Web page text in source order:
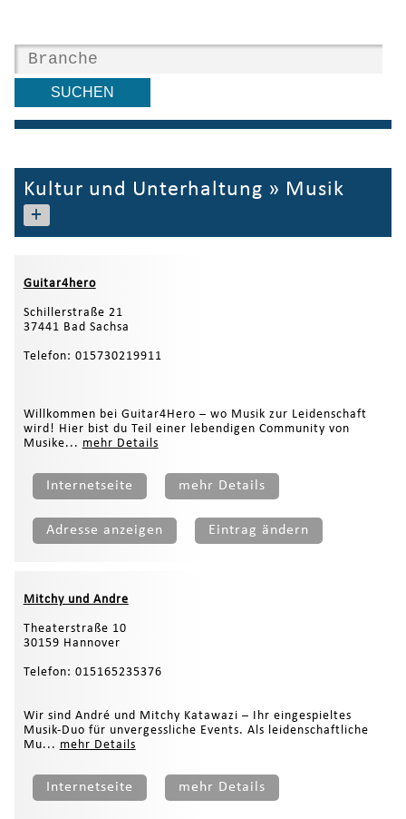
Kultur und Unterhaltung » Musik
+
Guitar4hero
Schillerstraße 21
37441 Bad Sachsa
Telefon: 015730219911
Willkommen bei Guitar4Hero – wo Musik zur Leidenschaft
wird! Hier bist du Teil einer lebendigen Community von
Musike... mehr Details
Internetseite mehr Details
Adresse anzeigen Eintrag ändern
Mitchy und Andre
Theaterstraße 10
30159 Hannover
Telefon: 015165235376
Wir sind André und Mitchy Katawazi – Ihr eingespieltes
Musik-Duo für unvergessliche Events. Als leidenschaftliche
Mu... mehr Details
Internetseite mehr Details